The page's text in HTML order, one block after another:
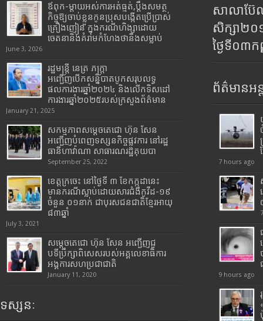
ឪពុក-ម្ដាយអស់ការអត់ធ្មត់,ប្ដឹងសមត្ថ
កិច្ចឱ្យចាប់ខ្លួនកូនប្រុសបង្កើតប្រើប្រាស់
គ្រឿងញៀន ក្នុងករណីហិង្សាដោយ
ចេតនានិងគំរាមកំហែងថានឹងសម្លាប់
June 3, 2026
រដ្ឋមន្រ្តី​ នេត្រ​ ភក្ត្រា​
អញ្ជើញបើកសន្និបាតបូកសរុបលទ្ធ
ផលការងារឆ្នាំ២០២៤ និងលើកទិសដៅ
ការងារឆ្នាំ២០២៥របស់​ក្រសួង​ព័ត៌មាន​
January 21, 2025
សកម្មភាពសម្តេចតេជោ ហ៊ុន សែន
អញ្ជើញបំពេញទស្សនកិច្ចផ្លូវការ នៅរដ្ឋ
ធានីហាវ៉ាណា សាធារណរដ្ឋគុយបា
September 25, 2022
ខេត្តក្រចេះ នៅថ្ងៃទី ៣ ខែកក្កដានេះ
មានករណីស្លាប់ដោយសារជំងឺកូវីដ-១៩
ចំនួន ០១នាក់ ជាបុរសជនជាតិខ្មែរអាយុ
៨៣ឆ្នាំ
July 3, 2021
សម្តេចតេជោ ហ៊ុន សែន អញ្ជើញជួ
បទីប្រឹក្សាពិសេសរបស់អគ្គលេខាធិការ
អង្គការសហប្រជាជាតិ
January 11, 2020
ទស្សនៈ
សាលាប៊ែ
សិក្សា២
ថ្ងៃទី០៣
ព័ត៌មានអន្
7 hours ago
9 hours ago